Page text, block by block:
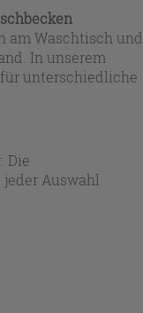
Waschtisch und
In unserem
für unterschiedliche
das Projekt
Planung wählen Sie
zylindrisch-
exakt in das
wird.
Die
Auswahl